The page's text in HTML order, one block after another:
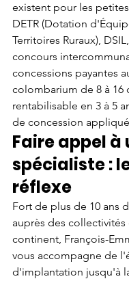
existent pour les
DETR (Dotation
Territoires Ruraux),
concours
concessions payantes
colombarium de 8 à 16
rentabilisable en 3 à 5
de concession
Faire appel à
spécialiste :
réflexe
Fort de plus de 10 ans
auprès des collectivités
continent, François-
vous accompagne de
d'implantation jusqu'à